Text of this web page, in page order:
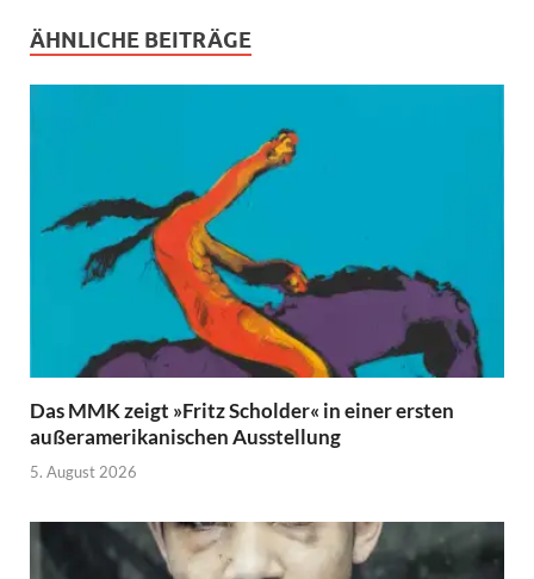
ÄHNLICHE BEITRÄGE
Das MMK zeigt »Fritz Scholder« in einer ersten
außeramerikanischen Ausstellung
5. August 2026